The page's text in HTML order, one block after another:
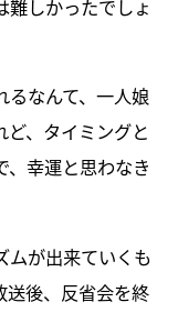
しかったでしょ
るなんて、一人娘
、タイミングと
、幸運と思わなき
ムが出来ていくも
送後、反省会を終